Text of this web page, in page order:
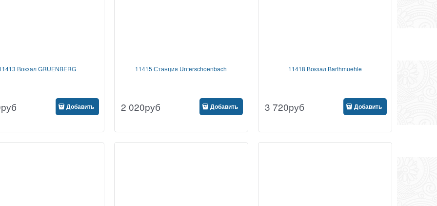
Вокзал GRUENBERG
руб Добавить
11415 Станция Unterschoenbach
2 020руб Добавить
11418 Вокзал Barthmuehle
3 720руб Добавить